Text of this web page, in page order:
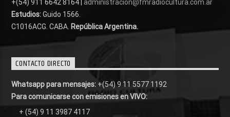
+(54) 911 6642 8164 | administracion@fmradiocultura.com.ar
Estudios:Guido 1566.
C1016ACG. CABA. República Argentina.
CONTACTO DIRECTO
Whatsapp para mensajes: +(54) 9 11 5577 1192
Para comunicarse con emisiones en VIVO:
+ (54) 9 11 3987 4117